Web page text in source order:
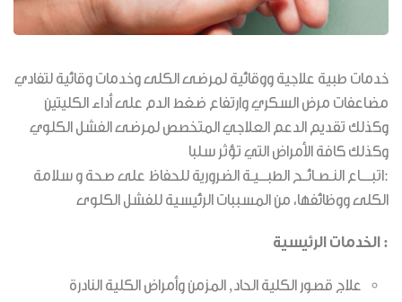
خدمات طبية علاجية ووقائية لمرضى الكلى وخدمات وقائية لتفادي
مضاعفات مرض السكري وارتفاع ضغط الدم على أداء الكليتين
وكذلك تقديم الدعم العلاجي المتخصص لمرضى الفشل الكلوي
وكذلك كافة الأمراض التي تؤثر سلبا
:اتبــــاع النـصـائــح الطبـــيـة الضرورية للحفاظ على صحة و سلامة
الكلى ووظائفها، من المسببات الرئيسية للفشل الكلوى
: الخدمات الرئيسية
علاج قصور الكلية الحاد, المزمن وأمراض الكلية النادرة